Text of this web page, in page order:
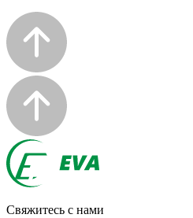
Свяжитесь с нами